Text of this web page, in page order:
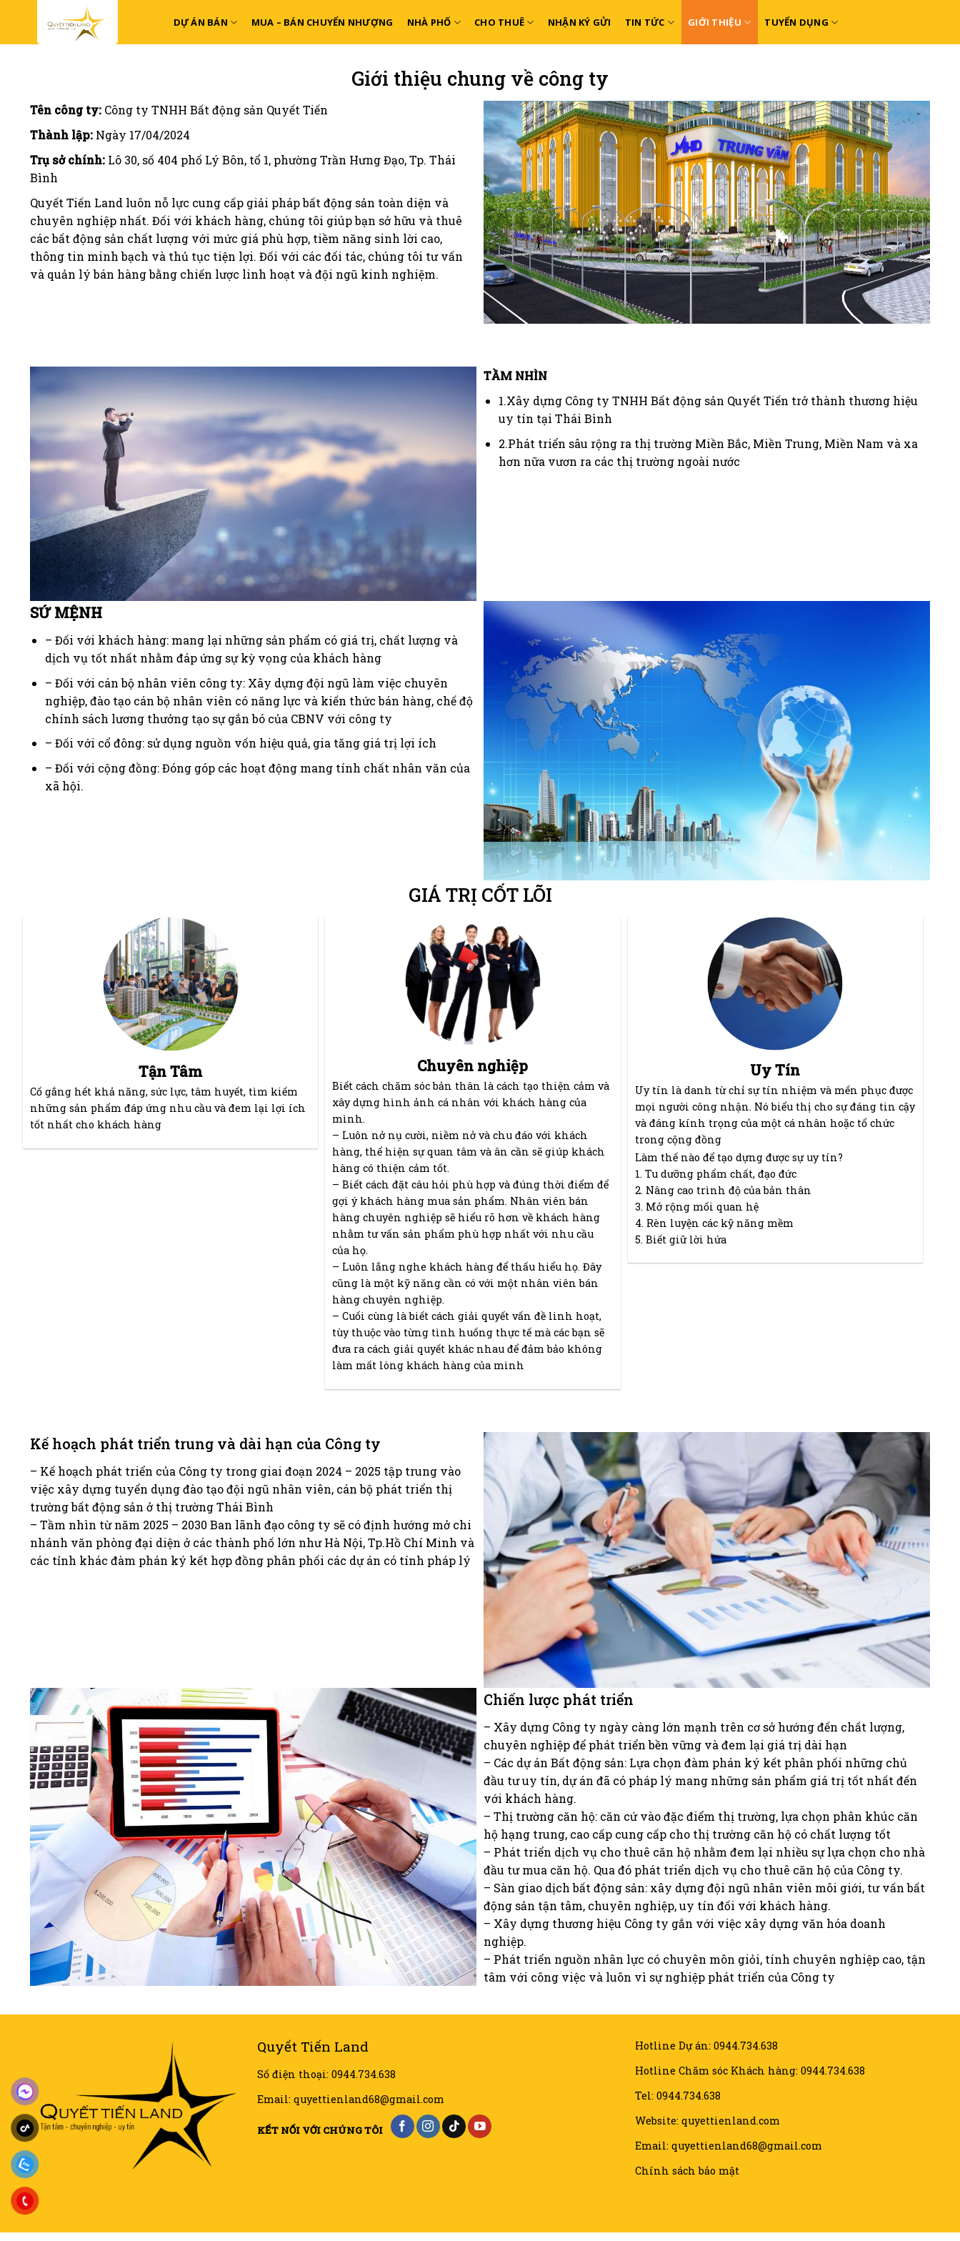
content
DỰ ÁN BÁN MUA – BÁN CHUYỂN NHƯỢNG NHÀ PHỐ CHO THUÊ NHẬN KÝ GỬI TIN TỨC GIỚI THIỆU TUYỂN DỤNG
Giới thiệu chung về công ty
Tên công ty: Công ty TNHH Bất động sản Quyết Tiến
Thành lập: Ngày 17/04/2024
Trụ sở chính: Lô 30, số 404 phố Lý Bôn, tổ 1, phường Trần Hưng Đạo, Tp. Thái
Bình
Quyết Tiến Land luôn nỗ lực cung cấp giải pháp bất động sản toàn diện và
chuyên nghiệp nhất. Đối với khách hàng, chúng tôi giúp bạn sở hữu và thuê
các bất động sản chất lượng với mức giá phù hợp, tiềm năng sinh lời cao,
thông tin minh bạch và thủ tục tiện lợi. Đối với các đối tác, chúng tôi tư vấn
và quản lý bán hàng bằng chiến lược linh hoạt và đội ngũ kinh nghiệm.
TẦM NHÌN
1.Xây dựng Công ty TNHH Bất động sản Quyết Tiến trở thành thương hiệu
uy tín tại Thái Bình
2.Phát triển sâu rộng ra thị trường Miền Bắc, Miền Trung, Miền Nam và xa
hơn nữa vươn ra các thị trường ngoài nước
SỨ MỆNH
– Đối với khách hàng: mang lại những sản phẩm có giá trị, chất lượng và
dịch vụ tốt nhất nhằm đáp ứng sự kỳ vọng của khách hàng
– Đối với cán bộ nhân viên công ty: Xây dựng đội ngũ làm việc chuyên
nghiệp, đào tạo cán bộ nhân viên có năng lực và kiến thức bán hàng, chế độ
chính sách lương thưởng tạo sự gắn bó của CBNV với công ty
– Đối với cổ đông: sử dụng nguồn vốn hiệu quả, gia tăng giá trị lợi ích
– Đối với cộng đồng: Đóng góp các hoạt động mang tính chất nhân văn của
xã hội.
GIÁ TRỊ CỐT LÕI
Tận Tâm
Cố gắng hết khả năng, sức lực, tâm huyết, tìm kiếm
những sản phẩm đáp ứng nhu cầu và đem lại lợi ích
tốt nhất cho khách hàng
Chuyên nghiệp
Biết cách chăm sóc bản thân là cách tạo thiện cảm và
xây dựng hình ảnh cá nhân với khách hàng của
mình.
– Luôn nở nụ cười, niềm nở và chu đáo với khách
hàng, thể hiện sự quan tâm và ân cần sẽ giúp khách
hàng có thiện cảm tốt.
– Biết cách đặt câu hỏi phù hợp và đúng thời điểm để
gợi ý khách hàng mua sản phẩm. Nhân viên bán
hàng chuyên nghiệp sẽ hiểu rõ hơn về khách hàng
nhằm tư vấn sản phẩm phù hợp nhất với nhu cầu
của họ.
– Luôn lắng nghe khách hàng để thấu hiểu họ. Đây
cũng là một kỹ năng cần có với một nhân viên bán
hàng chuyên nghiệp.
– Cuối cùng là biết cách giải quyết vấn đề linh hoạt,
tùy thuộc vào từng tình huống thực tế mà các bạn sẽ
đưa ra cách giải quyết khác nhau để đảm bảo không
làm mất lòng khách hàng của mình
Uy Tín
Uy tín là danh từ chỉ sự tín nhiệm và mến phục được
mọi người công nhận. Nó biểu thị cho sự đáng tin cậy
và đáng kính trọng của một cá nhân hoặc tổ chức
trong cộng đồng
Làm thế nào để tạo dựng được sự uy tín?
1. Tu dưỡng phẩm chất, đạo đức
2. Nâng cao trình độ của bản thân
3. Mở rộng mối quan hệ
4. Rèn luyện các kỹ năng mềm
5. Biết giữ lời hứa
Kế hoạch phát triển trung và dài hạn của Công ty
– Kế hoạch phát triển của Công ty trong giai đoạn 2024 – 2025 tập trung vào
việc xây dựng tuyển dụng đào tạo đội ngũ nhân viên, cán bộ phát triển thị
trường bất động sản ở thị trường Thái Bình
– Tầm nhìn từ năm 2025 – 2030 Ban lãnh đạo công ty sẽ có định hướng mở chi
nhánh văn phòng đại diện ở các thành phố lớn như Hà Nội, Tp.Hồ Chí Minh và
các tỉnh khác đàm phán ký kết hợp đồng phân phối các dự án có tính pháp lý
Chiến lược phát triển
– Xây dựng Công ty ngày càng lớn mạnh trên cơ sở hướng đến chất lượng,
chuyên nghiệp để phát triển bền vững và đem lại giá trị dài hạn
– Các dự án Bất động sản: Lựa chọn đàm phán ký kết phân phối những chủ
đầu tư uy tín, dự án đã có pháp lý mang những sản phẩm giá trị tốt nhất đến
với khách hàng.
– Thị trường căn hộ: căn cứ vào đặc điểm thị trường, lựa chọn phân khúc căn
hộ hạng trung, cao cấp cung cấp cho thị trường căn hộ có chất lượng tốt
– Phát triển dịch vụ cho thuê căn hộ nhằm đem lại nhiều sự lựa chọn cho nhà
đầu tư mua căn hộ. Qua đó phát triển dịch vụ cho thuê căn hộ của Công ty.
– Sàn giao dịch bất động sản: xây dựng đội ngũ nhân viên môi giới, tư vấn bất
động sản tận tâm, chuyên nghiệp, uy tín đối với khách hàng.
– Xây dựng thương hiệu Công ty gắn với việc xây dựng văn hóa doanh
nghiệp.
– Phát triển nguồn nhân lực có chuyên môn giỏi, tính chuyên nghiệp cao, tận
tâm với công việc và luôn vì sự nghiệp phát triển của Công ty
Quyết Tiến Land
Số điện thoại: 0944.734.638
Email: quyettienland68@gmail.com
KẾT NỐI VỚI CHÚNG TÔI
Hotline Dự án: 0944.734.638
Hotline Chăm sóc Khách hàng: 0944.734.638
Tel: 0944.734.638
Website: quyettienland.com
Email: quyettienland68@gmail.com
Chính sách bảo mật